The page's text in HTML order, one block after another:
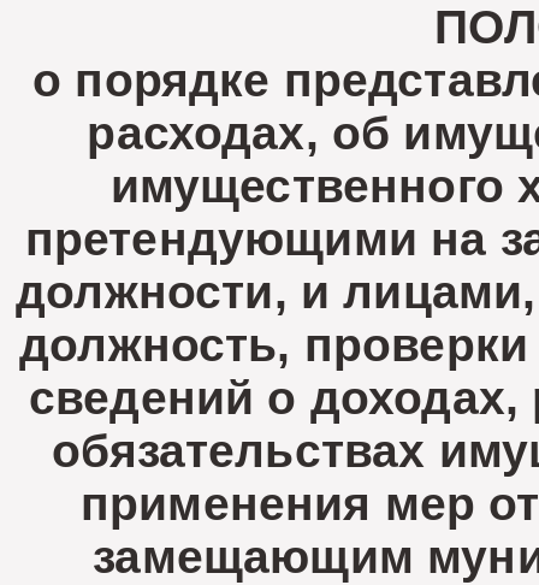
о порядке
расходах, об
имущественного
претендующими на
должности, и
должность,
сведений о
обязательствах
применения мер
замещающим